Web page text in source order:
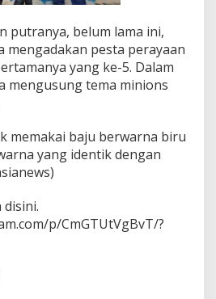
putranya, belum lama ini,
mengadakan pesta perayaan
yang ke-5. Dalam
mengusung tema minions
memakai baju berwarna biru
yang identik dengan
p/CmGTUtVgBvT/?